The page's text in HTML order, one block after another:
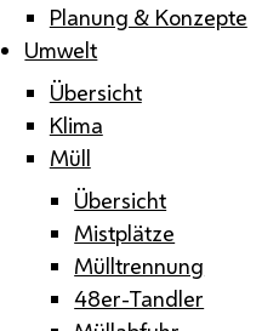
Planung & Konzepte
Umwelt
Übersicht
Klima
Müll
Übersicht
Mistplätze
Mülltrennung
48er-Tandler